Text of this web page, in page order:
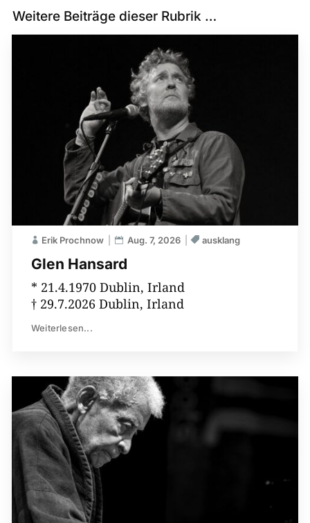
Weitere Beiträge dieser Rubrik …
Glen Hansard
Erik Prochnow Aug. 7, 2026 ausklang
* 21.4.1970 Dublin, Irland
† 29.7.2026 Dublin, Irland
Weiterlesen...